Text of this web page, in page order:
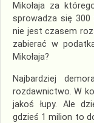
Mikołaja za
sprowadza się 300
nie jest czasem
zabierać w
Mikołaja?
Najbardziej
rozdawnictwo. W
jakoś łupy. Ale
gdzieś 1 milion to